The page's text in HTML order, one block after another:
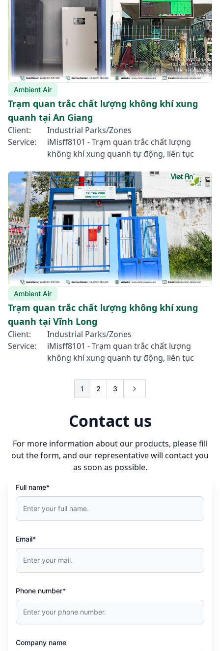
Ambient Air
Trạm quan trắc chất lượng không khí xung
quanh tại An Giang
Client:
Industrial Parks/Zones
Service:
iMisff8101 - Trạm quan trắc chất lượng
không khí xung quanh tự động, liên tục
Ambient Air
Trạm quan trắc chất lượng không khí xung
quanh tại Vĩnh Long
Client:
Industrial Parks/Zones
Service:
iMisff8101 - Trạm quan trắc chất lượng
không khí xung quanh tự động, liên tục
1 2 3
Contact us
For more information about our products, please fill
out the form, and our representative will contact you
as soon as possible.
Full name*
Email*
Phone number*
Company name